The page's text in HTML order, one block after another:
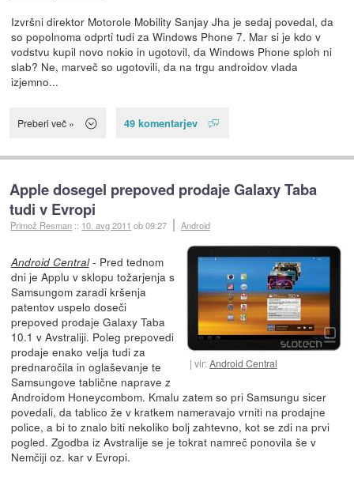
Izvršni direktor Motorole Mobility Sanjay Jha je sedaj povedal, da
so popolnoma odprti tudi za Windows Phone 7. Mar si je kdo v
vodstvu kupil novo nokio in ugotovil, da Windows Phone sploh ni
slab? Ne, marveč so ugotovili, da na trgu androidov vlada
izjemno...
Preberi več » 49 komentarjev
Apple dosegel prepoved prodaje Galaxy Taba
tudi v Evropi
Primož Resman :: 10. avg 2011 ob 09:27 Android
vir:Android Central
Android Central- Pred tednom
dni je Applu v sklopu tožarjenja s
Samsungom zaradi kršenja
patentov uspelo doseči
prepoved prodaje Galaxy Taba
10.1 v Avstraliji. Poleg prepovedi
prodaje enako velja tudi za
prednaročila in oglaševanje te
Samsungove tablične naprave z
Androidom Honeycombom. Kmalu zatem so pri Samsungu sicer
povedali, da tablico že v kratkem nameravajo vrniti na prodajne
police, a bi to znalo biti nekoliko bolj zahtevno, kot se zdi na prvi
pogled. Zgodba iz Avstralije se je tokrat namreč ponovila še v
Nemčiji oz. kar v Evropi.